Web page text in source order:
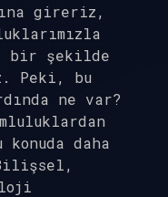
gireriz,
bir şekilde
Peki, bu
ne var?
daha